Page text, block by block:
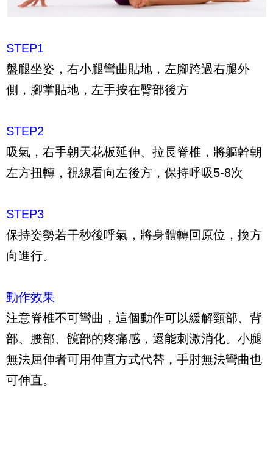
STEP1
盤腿坐姿，右小腿彎曲貼地，左腳跨過右腿外
側，腳掌貼地，左手按在臀部後方
STEP2
吸氣，右手朝天花板延伸、拉長脊椎，將軀幹朝
左方扭轉，視線看向左後方，保持呼吸5-8次
STEP3
保持姿勢若干秒後呼氣，將身體轉回原位，換方
向進行。
動作效果
注意脊椎不可彎曲，這個動作可以緩解頸部、背
部、腰部、髖部的疼痛感，還能刺激消化。小腿
無法屈伸者可用伸直方式代替，手肘無法彎曲也
可伸直。